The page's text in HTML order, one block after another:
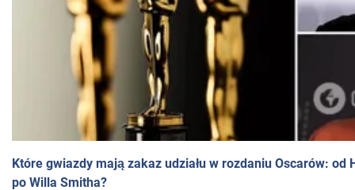
Które gwiazdy mają zakaz udziału w rozdaniu Oscarów: od
po Willa Smitha?